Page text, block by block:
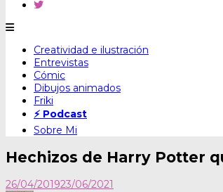
Skip
content
Creatividad e ilustración
Entrevistas
Cómic
Dibujos animados
Friki
⚡ Podcast
Sobre Mi
Hechizos de Harry Potter
26/04/201923/06/2021